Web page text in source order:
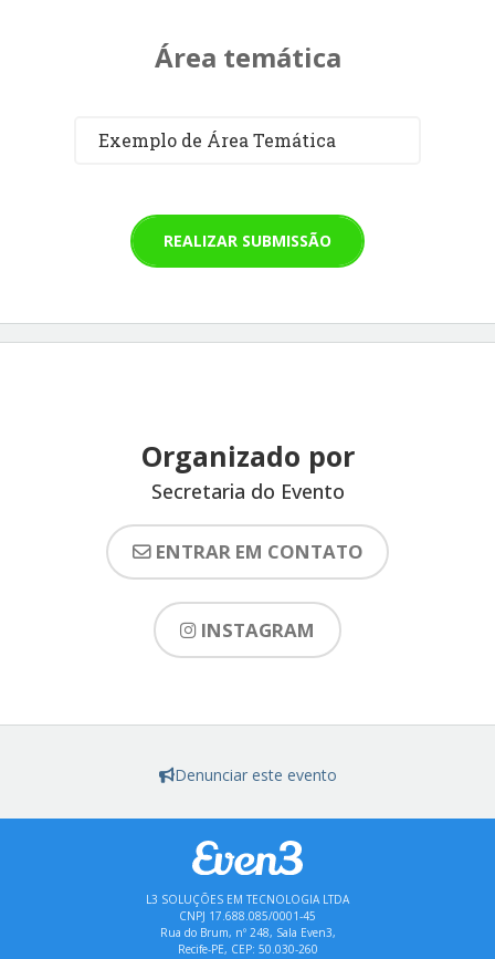
Área temática
Exemplo de Área Temática
REALIZAR SUBMISSÃO
Organizado por
Secretaria do Evento
ENTRAR EM CONTATO
INSTAGRAM
Denunciar este evento
L3 SOLUÇÕES EM TECNOLOGIA LTDA
CNPJ 17.688.085/0001-45
Rua do Brum, nº 248, Sala Even3,
Recife-PE, CEP: 50.030-260